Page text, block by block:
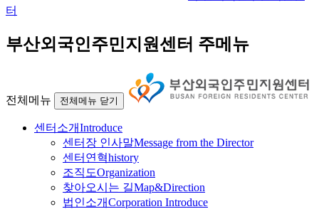
터
부산외국인주민지원센터 주메뉴
전체메뉴 전체메뉴 닫기
센터소개Introduce
센터장 인사말Message from the Director
센터연혁history
조직도Organization
찾아오시는 길Map&Direction
법인소개Corporation Introduce